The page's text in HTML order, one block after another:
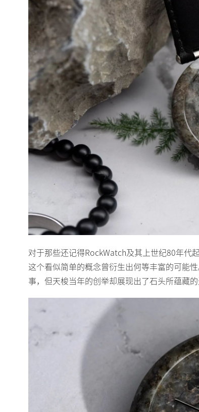
对于那些还记得RockWatch及其上世纪80年代
这个看似简单的概念曾衍生出何等丰富的可能
事，但天梭当年的创举却展现出了石头所蕴藏的